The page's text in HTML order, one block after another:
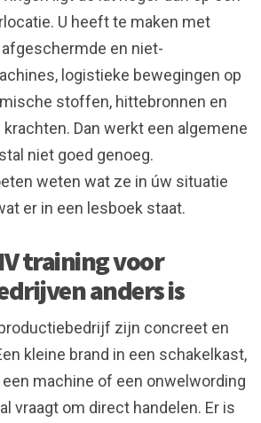
U heeft te maken met
en niet-
logistieke bewegingen op
stoffen, hittebronnen en
Dan werkt een algemene
niet goed genoeg.
weten wat ze in úw situatie
er in een lesboek staat.
training voor
anders is
productiebedrijf zijn concreet en
kleine brand in een schakelkast,
machine of een onwelwording
vraagt om direct handelen. Er is